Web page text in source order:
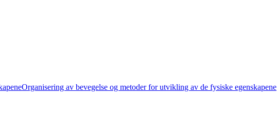
Organisering av bevegelse og metoder for utvikling av de fysiske egenskapene